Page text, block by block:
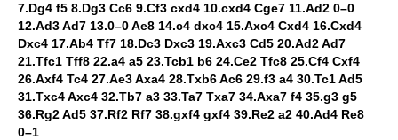
7.Dg4 f5 8.Dg3 Cc6 9.Cf3 cxd4 10.cxd4 Cge7 11.Ad2 0–0
12.Ad3 Ad7 13.0–0 Ae8 14.c4 dxc4 15.Axc4 Cxd4 16.Cxd4
Dxc4 17.Ab4 Tf7 18.Dc3 Dxc3 19.Axc3 Cd5 20.Ad2 Ad7
21.Tfc1 Tff8 22.a4 a5 23.Tcb1 b6 24.Ce2 Tfc8 25.Cf4 Cxf4
26.Axf4 Tc4 27.Ae3 Axa4 28.Txb6 Ac6 29.f3 a4 30.Tc1 Ad5
31.Txc4 Axc4 32.Tb7 a3 33.Ta7 Txa7 34.Axa7 f4 35.g3 g5
36.Rg2 Ad5 37.Rf2 Rf7 38.gxf4 gxf4 39.Re2 a2 40.Ad4 Re8
0–1